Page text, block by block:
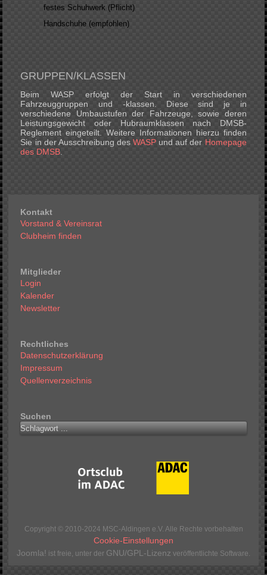
festes Schuhwerk (Pflicht)
Handschuhe (empfohlen)
GRUPPEN/KLASSEN
Beim WASP erfolgt der Start in verschiedenen
Fahrzeuggruppen und -klassen. Diese sind je in
verschiedene Umbaustufen der Fahrzeuge, sowie deren
Leistungsgewicht oder Hubraumklassen nach DMSB-
Reglement eingeteilt. Weitere Informationen hierzu finden
Sie in der Ausschreibung desWASP und auf der Homepage
des DMSB.
Kontakt
Vorstand & Vereinsrat
Clubheim finden
Mitglieder
Login
Kalender
Newsletter
Rechtliches
Datenschutzerklärung
Impressum
Quellenverzeichnis
Suchen
Copyright © 2010-2024 MSC-Aldingen e.V. Alle Rechte vorbehalten
Cookie-Einstellungen
Joomla! ist freie, unter der GNU/GPL-Lizenz veröffentlichte Software.